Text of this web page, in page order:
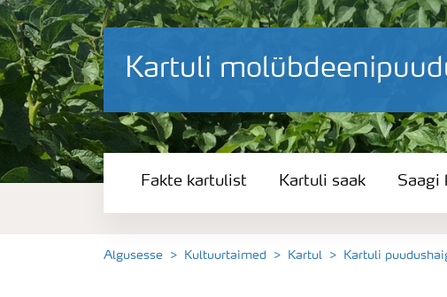
Kartuli
Fakte kartulist
Saagi kvaliteet
Fakte kartulist Kartuli saak Saagi
Algusesse Kultuurtaimed Kartul Kartuli